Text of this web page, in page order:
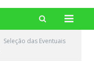
Seleção das Eventuais